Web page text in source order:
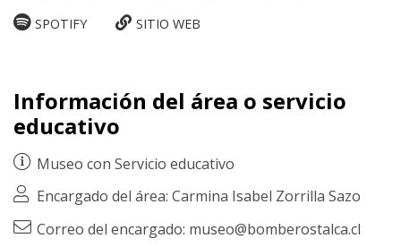
SPOTIFY
SITIO WEB
Información del área o servicio
educativo
Museo con Servicio educativo
Encargado del área: Carmina Isabel Zorrilla Sazo
Correo del encargado: museo@bomberostalca.cl